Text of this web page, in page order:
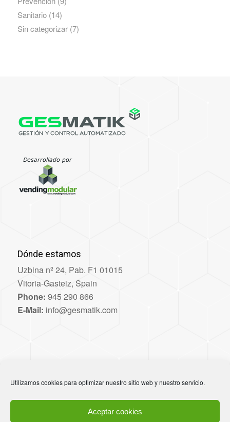
Utilizamos cookies para optimizar nuestro sitio web y nuestro servicio.
Aceptar cookies
Sanitario(14)
Sin categorizar(7)
Dónde estamos
Uzbina nº 24, Pab. F1 01015
Vitoria-Gasteiz, Spain
Phone: 945 290 866
E-Mail: info@gesmatik.com
Política de privacidad
Política de cookies